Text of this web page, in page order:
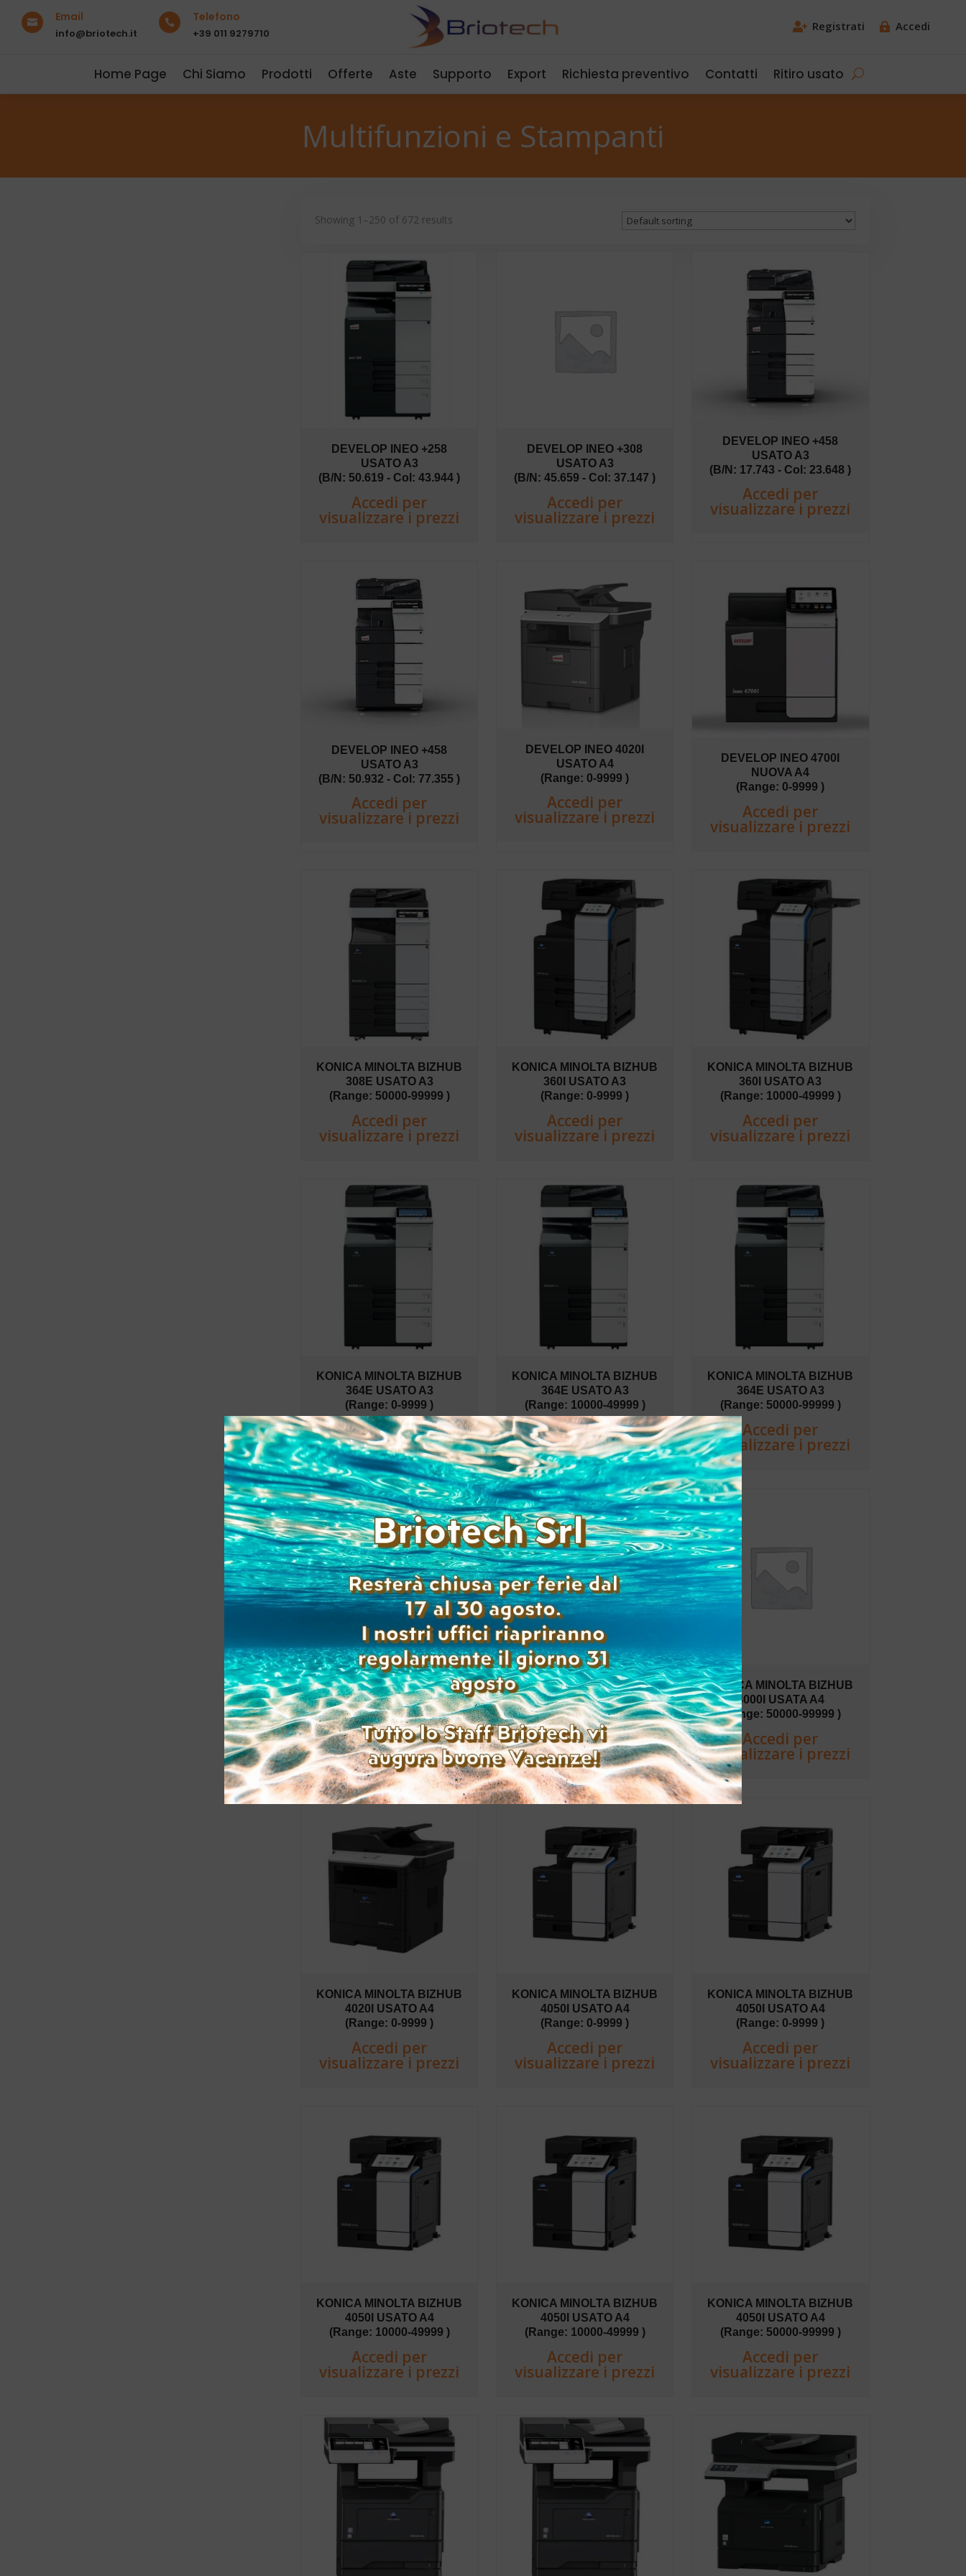
 Email
info@briotech.it
 Telefono
+39 011 9279710  Registrati  Accedi
Home Page Chi Siamo Prodotti Offerte Aste Supporto Export Richiesta preventivo Contatti Ritiro usato
Multifunzioni e Stampanti
Showing 1–250 of 672 results
DEVELOP INEO +258
USATO A3
(B/N: 50.619 - Col: 43.944 )
Accedi per
visualizzare i prezzi
DEVELOP INEO +308
USATO A3
(B/N: 45.659 - Col: 37.147 )
Accedi per
visualizzare i prezzi
DEVELOP INEO +458
USATO A3
(B/N: 17.743 - Col: 23.648 )
Accedi per
visualizzare i prezzi
DEVELOP INEO +458
USATO A3
(B/N: 50.932 - Col: 77.355 )
Accedi per
visualizzare i prezzi
DEVELOP INEO 4020I
USATO A4
(Range: 0-9999 )
Accedi per
visualizzare i prezzi
DEVELOP INEO 4700I
NUOVA A4
(Range: 0-9999 )
Accedi per
visualizzare i prezzi
KONICA MINOLTA BIZHUB
308E USATO A3
(Range: 50000-99999 )
Accedi per
visualizzare i prezzi
KONICA MINOLTA BIZHUB
360I USATO A3
(Range: 0-9999 )
Accedi per
visualizzare i prezzi
KONICA MINOLTA BIZHUB
360I USATO A3
(Range: 10000-49999 )
Accedi per
visualizzare i prezzi
KONICA MINOLTA BIZHUB
364E USATO A3
(Range: 0-9999 )
Accedi per
visualizzare i prezzi
KONICA MINOLTA BIZHUB
364E USATO A3
(Range: 10000-49999 )
Accedi per
visualizzare i prezzi
KONICA MINOLTA BIZHUB
364E USATO A3
(Range: 50000-99999 )
Accedi per
visualizzare i prezzi
KONICA MINOLTA BIZHUB
4000I USATA A4
(Range: 0-9999 )
Accedi per
visualizzare i prezzi
KONICA MINOLTA BIZHUB
4000I USATA A4
(Range: 10000-49999 )
Accedi per
visualizzare i prezzi
KONICA MINOLTA BIZHUB
4000I USATA A4
(Range: 50000-99999 )
Accedi per
visualizzare i prezzi
KONICA MINOLTA BIZHUB
4020I USATO A4
(Range: 0-9999 )
Accedi per
visualizzare i prezzi
KONICA MINOLTA BIZHUB
4050I USATO A4
(Range: 0-9999 )
Accedi per
visualizzare i prezzi
KONICA MINOLTA BIZHUB
4050I USATO A4
(Range: 0-9999 )
Accedi per
visualizzare i prezzi
KONICA MINOLTA BIZHUB
4050I USATO A4
(Range: 10000-49999 )
Accedi per
visualizzare i prezzi
KONICA MINOLTA BIZHUB
4050I USATO A4
(Range: 10000-49999 )
Accedi per
visualizzare i prezzi
KONICA MINOLTA BIZHUB
4050I USATO A4
(Range: 50000-99999 )
Accedi per
visualizzare i prezzi